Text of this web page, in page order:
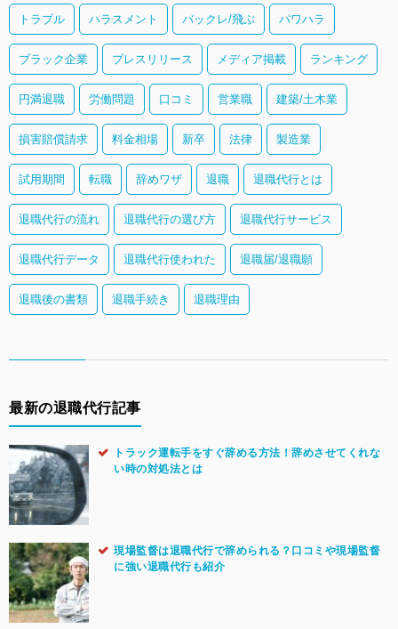
トラブル ハラスメント バックレ/飛ぶ パワハラ
ブラック企業 プレスリリース メディア掲載 ランキング
円満退職 労働問題 口コミ 営業職 建築/土木業
損害賠償請求 料金相場 新卒 法律 製造業
試用期間 転職 辞めワザ 退職 退職代行とは
退職代行の流れ 退職代行の選び方 退職代行サービス
退職代行データ 退職代行使われた 退職届/退職願
退職後の書類 退職手続き 退職理由
最新の退職代行記事
トラック運転手をすぐ辞める方法！辞めさせてくれな
い時の対処法とは
現場監督は退職代行で辞められる？口コミや現場監督
に強い退職代行も紹介